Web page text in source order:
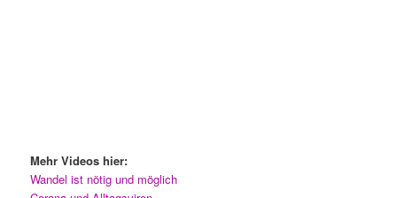
Mehr Videos hier:
Wandel ist nötig und möglich